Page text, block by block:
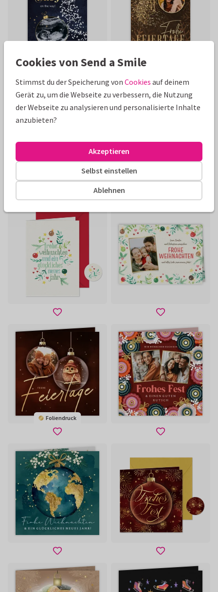
Foliendruck
Foliendruck
Cookies von Send a Smile
Stimmst du der Speicherung von Cookies auf deinem
Gerät zu, um die Webseite zu verbessern, die Nutzung
der Webseite zu analysieren und personalisierte Inhalte
anzubieten?
Ablehnen
Selbst einstellen
Akzeptieren